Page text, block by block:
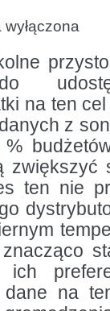
wyłączona
na ten
z
zwiększyć
ten nie
na